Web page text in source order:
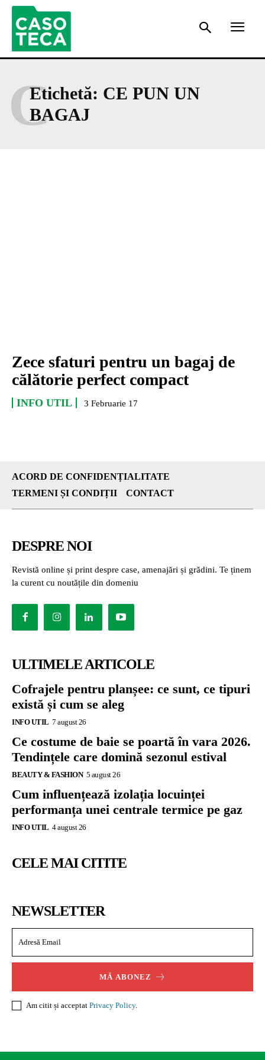
Etichetă: CE PUN UN
BAGAJ
C
Zece sfaturi pentru un bagaj de
călătorie perfect compact
INFO UTIL 3 Februarie 17
ACORD DE CONFIDENȚIALITATE
TERMENI ȘI CONDIȚII
CONTACT
DESPRE NOI
Revistă online și print despre case, amenajări și grădini. Te ținem
la curent cu noutățile din domeniu
ULTIMELE ARTICOLE
Cofrajele pentru planșee: ce sunt, ce tipuri
există și cum se aleg
INFO UTIL 7 august 26
Ce costume de baie se poartă în vara 2026.
Tendințele care domină sezonul estival
BEAUTY & FASHION 5 august 26
Cum influențează izolația locuinței
performanța unei centrale termice pe gaz
INFO UTIL 4 august 26
CELE MAI CITITE
NEWSLETTER
MĂ ABONEZ
Am citit și acceptat Privacy Policy.